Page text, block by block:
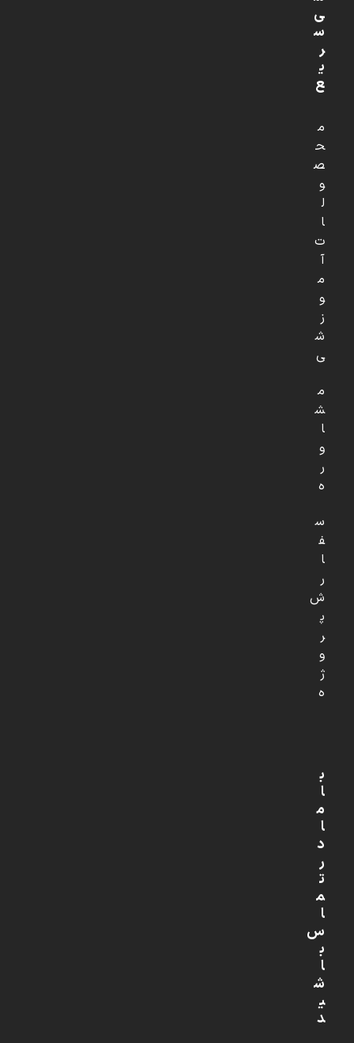
ی
س
ر
ی
ع
م
ح
ص
و
ل
ا
ت
آ
م
و
ز
ش
ی
م
ش
ا
و
ر
ه
س
ف
ا
ر
ش
پ
ر
و
ژ
ه
ب
ا
م
ا
د
ر
ت
م
ا
س
ب
ا
ش
ی
د